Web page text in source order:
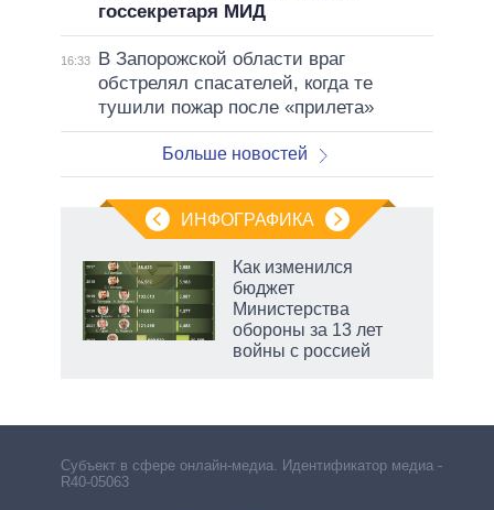
госсекретаря МИД
16:33
В Запорожской области враг
обстрелял спасателей, когда те
тушили пожар после «прилета»
Больше новостей
ИНФОГРАФИКА
Как изменился
бюджет
Министерства
обороны за 13 лет
войны с россией
Субъект в сфере онлайн-медиа. Идентификатор медиа –
R40-05063